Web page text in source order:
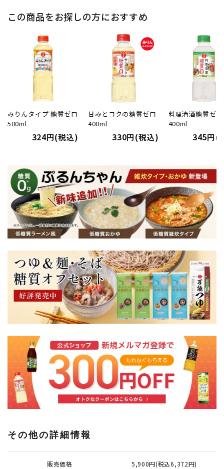
この商品をお探しの方におすすめ
みりんタイプ 糖質ゼロ
500ml
324円(税込)
甘みとコクの糖質ゼロ
400ml
330円(税込)
料理清酒糖質ゼロ
400ml
345円(
その他の詳細情報
販売価格 5,900円(税込6,372円)